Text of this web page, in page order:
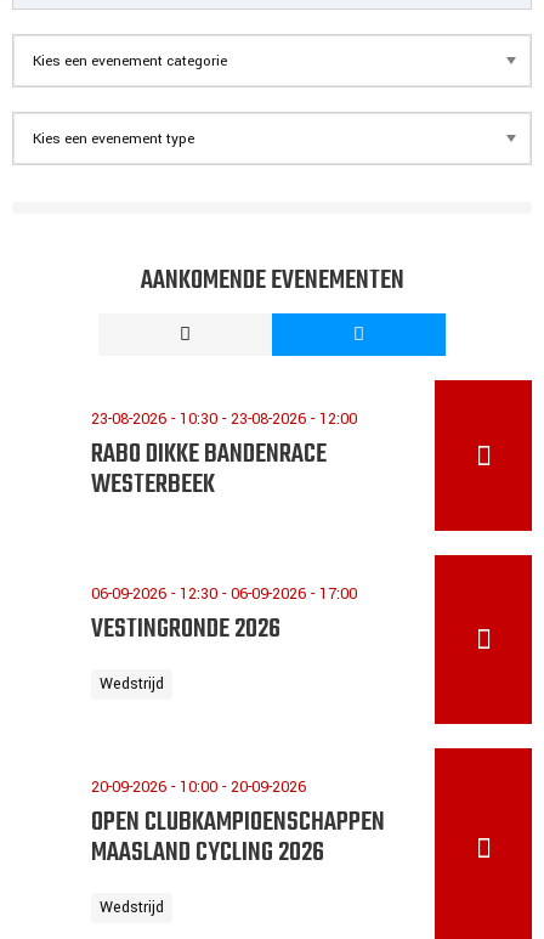
AANKOMENDE EVENEMENTEN
23-08-2026 - 10:30 - 23-08-2026 - 12:00
RABO DIKKE BANDENRACE
WESTERBEEK
06-09-2026 - 12:30 - 06-09-2026 - 17:00
VESTINGRONDE 2026
Wedstrijd
20-09-2026 - 10:00 - 20-09-2026
OPEN CLUBKAMPIOENSCHAPPEN
MAASLAND CYCLING 2026
Wedstrijd